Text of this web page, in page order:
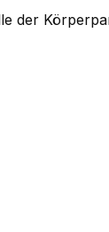
der